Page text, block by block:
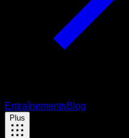
EntraînementsBlog
Plus